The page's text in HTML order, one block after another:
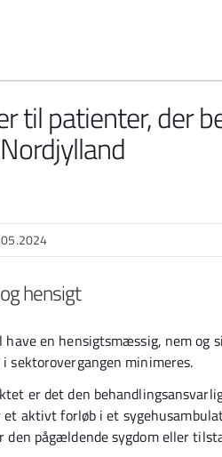
til patienter, der
hensigt
have en hensigtsmæssig, nem og
sektorovergangen minimeres.
er det den
aktivt forløb i et
den pågældende sygdom eller